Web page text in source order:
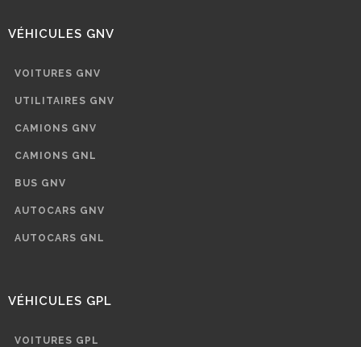
VÉHICULES GNV
VOITURES GNV
UTILITAIRES GNV
CAMIONS GNV
CAMIONS GNL
BUS GNV
AUTOCARS GNV
AUTOCARS GNL
VÉHICULES GPL
VOITURES GPL